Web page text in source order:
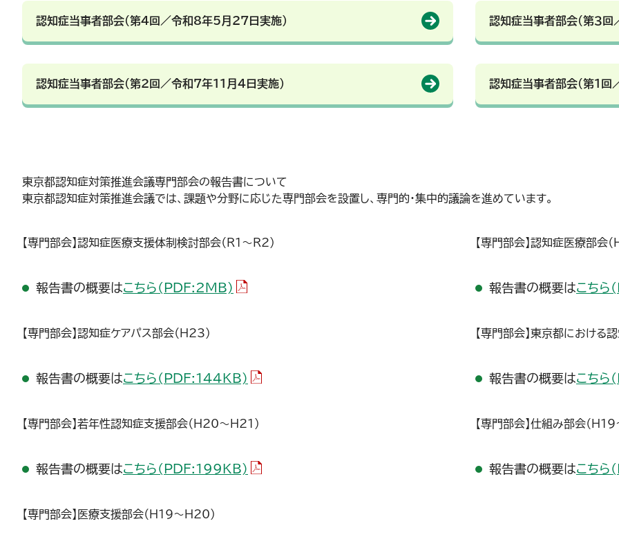
認知症当事者部会（第４回／令和8年5月27日実施） 認知症当事者部会（第３
認知症当事者部会（第２回／令和7年11月4日実施） 認知症当事者部会（第１
東京都認知症対策推進会議専門部会の報告書について
東京都認知症対策推進会議では、課題や分野に応じた専門部会を設置し、専門的・集中的議論を進めています。
【専門部会】認知症医療支援体制検討部会（R1～R2）
報告書の概要はこちら(PDF:2MB) （PDFファイル）
【専門部会】認知症医療部会
報告書の概要はこち
【専門部会】認知症ケアパス部会（H23）
報告書の概要はこちら(PDF:144KB) （PDFファイル）
【専門部会】東京都における
報告書の概要はこち
【専門部会】若年性認知症支援部会（H20～H21）
報告書の概要はこちら(PDF:199KB) （PDFファイル）
【専門部会】仕組み部会（
報告書の概要はこち
【専門部会】医療支援部会（H19～H20）